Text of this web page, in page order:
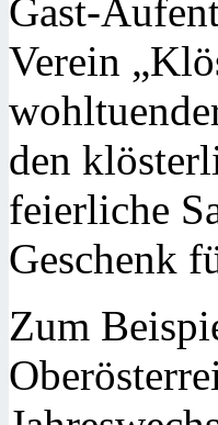
Gast-
Verein
den
feierliche
Geschenk
Zum